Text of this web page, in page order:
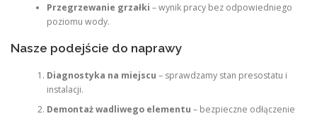
Przegrzewanie grzałki – wynik pracy bez odpowiedniego
poziomu wody.
Nasze podejście do naprawy
Diagnostyka na miejscu – sprawdzamy stan presostatu i
instalacji.
Demontaż wadliwego elementu – bezpieczne odłączenie